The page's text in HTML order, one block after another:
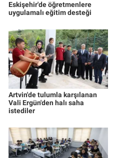
Eskişehir'de öğretmenlere
uygulamalı eğitim desteği
Artvin'de tulumla karşılanan
Vali Ergün'den halı saha
istediler